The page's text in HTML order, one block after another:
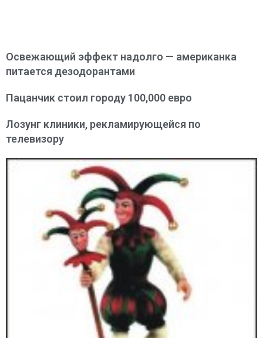
Освежающий эффект надолго — американка
питается дезодорантами
Пацанчик стоил городу 100,000 евро
Лозунг клиники, рекламирующейся по
телевизору